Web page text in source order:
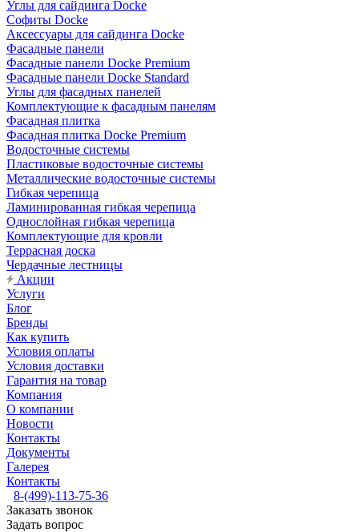
Углы для сайдинга Docke
Софиты Docke
Аксессуары для сайдинга Docke
Фасадные панели
Фасадные панели Docke Premium
Фасадные панели Docke Standard
Углы для фасадных панелей
Комплектующие к фасадным панелям
Фасадная плитка
Фасадная плитка Docke Premium
Водосточные системы
Пластиковые водосточные системы
Металлические водосточные системы
Гибкая черепица
Ламинированная гибкая черепица
Однослойная гибкая черепица
Комплектующие для кровли
Террасная доска
Чердачные лестницы
Акции
Услуги
Блог
Бренды
Как купить
Условия оплаты
Условия доставки
Гарантия на товар
Компания
О компании
Новости
Контакты
Документы
Галерея
Контакты
8-(499)-113-75-36
Заказать звонок
Задать вопрос